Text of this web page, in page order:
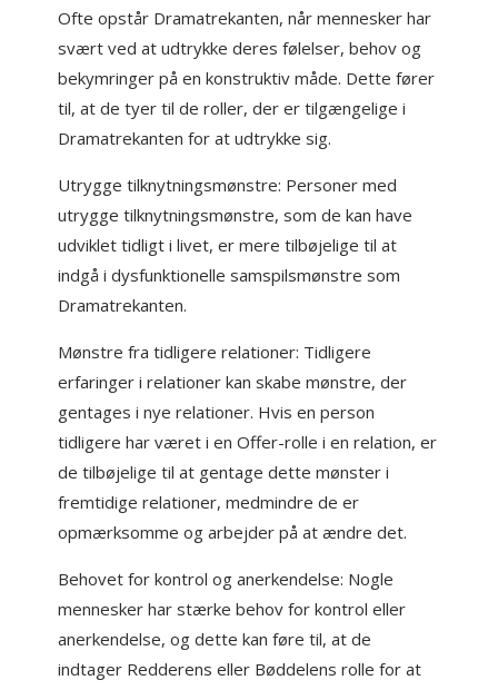
Ofte opstår Dramatrekanten, når mennesker har
svært ved at udtrykke deres følelser, behov og
bekymringer på en konstruktiv måde. Dette fører
til, at de tyer til de roller, der er tilgængelige i
Dramatrekanten for at udtrykke sig.
Utrygge tilknytningsmønstre: Personer med
utrygge tilknytningsmønstre, som de kan have
udviklet tidligt i livet, er mere tilbøjelige til at
indgå i dysfunktionelle samspilsmønstre som
Dramatrekanten.
Mønstre fra tidligere relationer: Tidligere
erfaringer i relationer kan skabe mønstre, der
gentages i nye relationer. Hvis en person
tidligere har været i en Offer-rolle i en relation, er
de tilbøjelige til at gentage dette mønster i
fremtidige relationer, medmindre de er
opmærksomme og arbejder på at ændre det.
Behovet for kontrol og anerkendelse: Nogle
mennesker har stærke behov for kontrol eller
anerkendelse, og dette kan føre til, at de
indtager Redderens eller Bøddelens rolle for at